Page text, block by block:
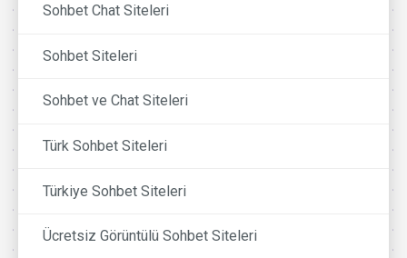
Sohbet Chat Siteleri
Sohbet Siteleri
Sohbet ve Chat Siteleri
Türk Sohbet Siteleri
Türkiye Sohbet Siteleri
Ücretsiz Görüntülü Sohbet Siteleri